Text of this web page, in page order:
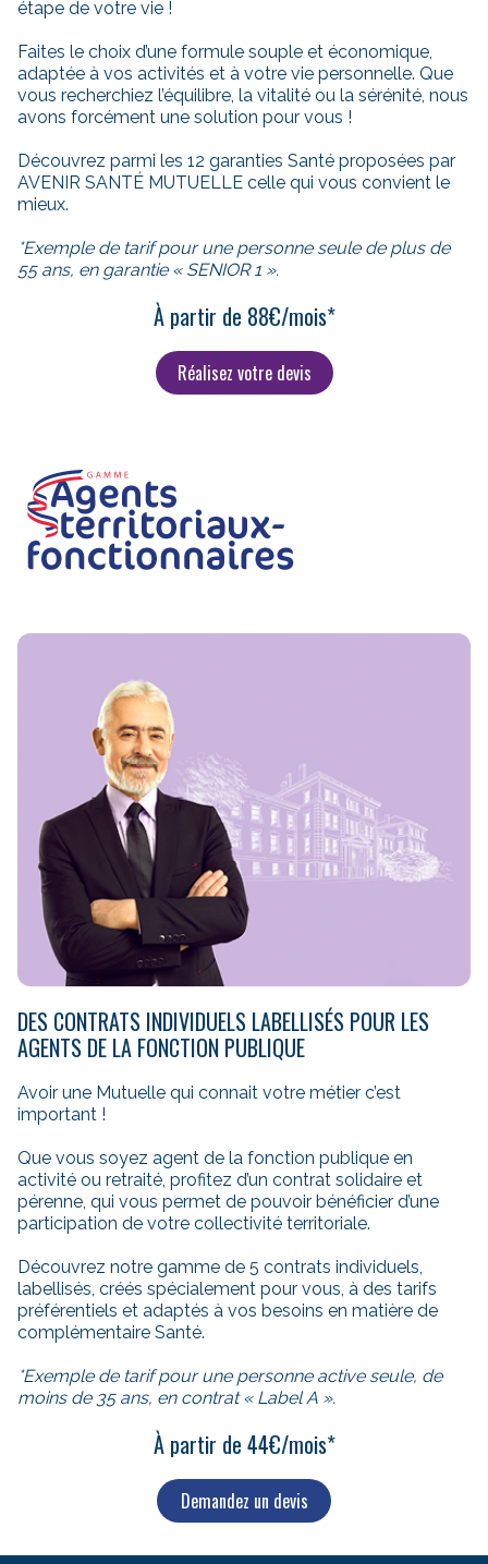
étape de votre vie !
Faites le choix d’une formule souple et économique,
adaptée à vos activités et à votre vie personnelle. Que
vous recherchiez l’équilibre, la vitalité ou la sérénité, nous
avons forcément une solution pour vous !
Découvrez parmi les 12 garanties Santé proposées par
AVENIR SANTÉ MUTUELLE celle qui vous convient le
mieux.
*Exemple de tarif pour une personne seule de plus de
55 ans, en garantie « SENIOR 1 ».
À partir de 88€/mois*
Réalisez votre devis
DES CONTRATS INDIVIDUELS LABELLISÉS POUR LES
AGENTS DE LA FONCTION PUBLIQUE
Avoir une Mutuelle qui connait votre métier c’est
important !
Que vous soyez agent de la fonction publique en
activité ou retraité, profitez d’un contrat solidaire et
pérenne, qui vous permet de pouvoir bénéficier d’une
participation de votre collectivité territoriale.
Découvrez notre gamme de 5 contrats individuels,
labellisés, créés spécialement pour vous, à des tarifs
préférentiels et adaptés à vos besoins en matière de
complémentaire Santé.
*Exemple de tarif pour une personne active seule, de
moins de 35 ans, en contrat « Label A ».
À partir de 44€/mois*
Demandez un devis